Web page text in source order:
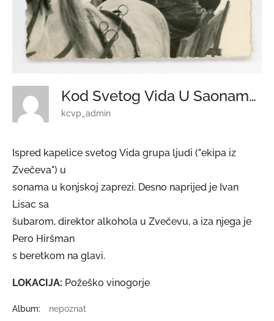
Kod Svetog Vida U Saonama
kcvp_admin
Ispred kapelice svetog Vida grupa ljudi ("ekipa iz
Zvečeva") u
sonama u konjskoj zaprezi. Desno naprijed je Ivan
Lisac sa
šubarom, direktor alkohola u Zvečevu, a iza njega je
Pero Hiršman
s beretkom na glavi.
LOKACIJA: Požeško vinogorje
Album:
nepoznat